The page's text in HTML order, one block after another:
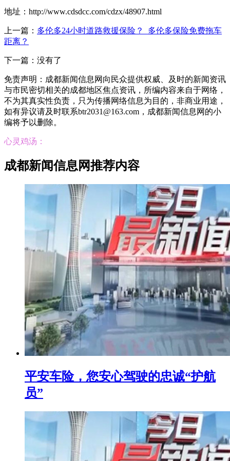
地址：http://www.cdsdcc.com/cdzx/48907.html
上一篇： 多伦多24小时道路救援保险？_多伦多保险免费拖车
距离？
下一篇：没有了
免责声明：成都新闻信息网向民众提供权威、及时的新闻资讯
与市民密切相关的成都地区焦点资讯，所编内容来自于网络，
不为其真实性负责，只为传播网络信息为目的，非商业用途，
如有异议请及时联系btr2031@163.com，成都新闻信息网的小
编将予以删除。
心灵鸡汤：
成都新闻信息网推荐内容
平安车险，您安心驾驶的忠诚“护航
员”